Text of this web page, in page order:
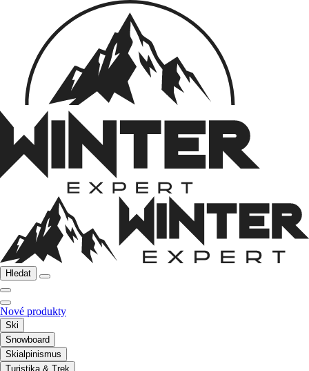
Hledat
Nové produkty
Ski
Snowboard
Skialpinismus
Turistika & Trek